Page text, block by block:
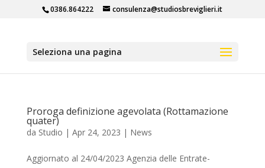
0386.864222 consulenza@studiosbreviglieri.it
Seleziona una pagina
Proroga definizione agevolata (Rottamazione
quater)
da Studio | Apr 24, 2023 | News
Aggiornato al 24/04/2023 Agenzia delle Entrate-